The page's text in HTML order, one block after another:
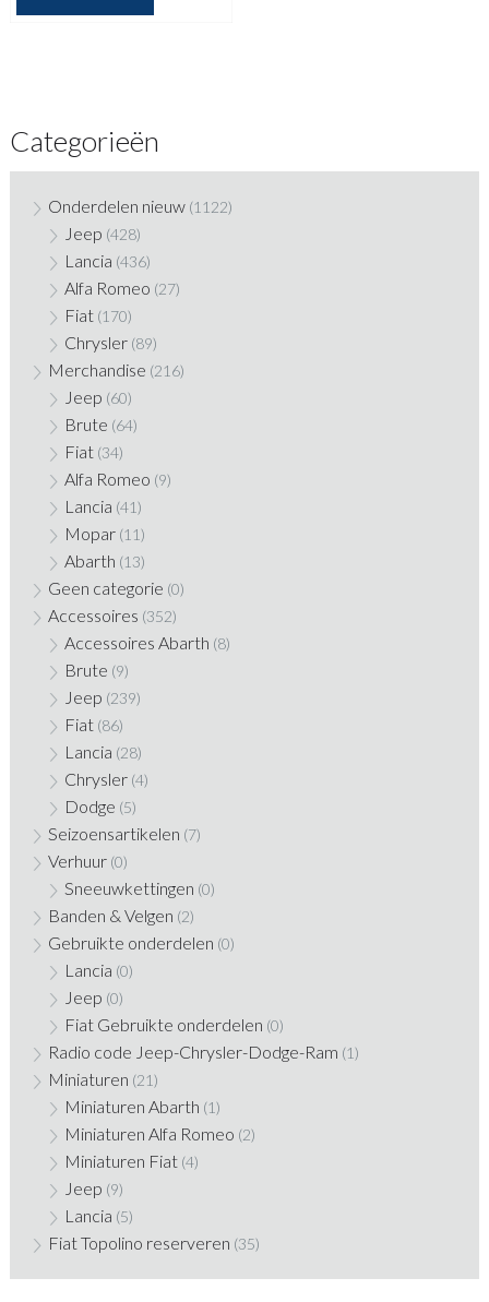
Categorieën
Onderdelen nieuw (1122)
Jeep (428)
Lancia (436)
Alfa Romeo (27)
Fiat (170)
Chrysler (89)
Merchandise (216)
Jeep (60)
Brute (64)
Fiat (34)
Alfa Romeo (9)
Lancia (41)
Mopar (11)
Abarth (13)
Geen categorie (0)
Accessoires (352)
Accessoires Abarth (8)
Brute (9)
Jeep (239)
Fiat (86)
Lancia (28)
Chrysler (4)
Dodge (5)
Seizoensartikelen (7)
Verhuur (0)
Sneeuwkettingen (0)
Banden & Velgen (2)
Gebruikte onderdelen (0)
Lancia (0)
Jeep (0)
Fiat Gebruikte onderdelen (0)
Radio code Jeep-Chrysler-Dodge-Ram (1)
Miniaturen (21)
Miniaturen Abarth (1)
Miniaturen Alfa Romeo (2)
Miniaturen Fiat (4)
Jeep (9)
Lancia (5)
Fiat Topolino reserveren (35)